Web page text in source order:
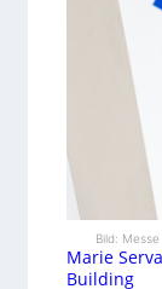
Bild:
Marie
Building